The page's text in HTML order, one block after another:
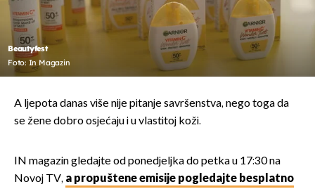
Beautyfest
Foto: In Magazin
A ljepota danas više nije pitanje savršenstva, nego toga da
se žene dobro osjećaju i u vlastitoj koži.
IN magazin gledajte od ponedjeljka do petka u 17:30 na
Novoj TV, a propuštene emisije pogledajte besplatno